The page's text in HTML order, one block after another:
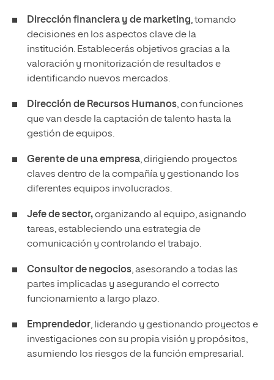
Dirección financiera y de marketing, tomando
decisiones en los aspectos clave de la
institución. Establecerás objetivos gracias a la
valoración y monitorización de resultados e
identificando nuevos mercados.
Dirección de Recursos Humanos, con funciones
que van desde la captación de talento hasta la
gestión de equipos.
Gerente de una empresa, dirigiendo proyectos
claves dentro de la compañía y gestionando los
diferentes equipos involucrados.
Jefe de sector,organizando al equipo, asignando
tareas, estableciendo una estrategia de
comunicación y controlando el trabajo.
Consultor de negocios, asesorando a todas las
partes implicadas y asegurando el correcto
funcionamiento a largo plazo.
Emprendedor, liderando y gestionando proyectos e
investigaciones con su propia visión y propósitos,
asumiendo los riesgos de la función empresarial.